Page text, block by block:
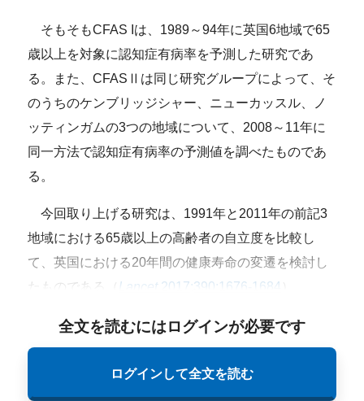
そもそもCFAS Iは、1989～94年に英国6地域で65
歳以上を対象に認知症有病率を予測した研究であ
る。また、CFASⅡは同じ研究グループによって、そ
のうちのケンブリッジシャー、ニューカッスル、ノ
ッティンガムの3つの地域について、2008～11年に
同一方法で認知症有病率の予測値を調べたものであ
る。
今回取り上げる研究は、1991年と2011年の前記3
地域における65歳以上の高齢者の自立度を比較し
て、英国における20年間の健康寿命の変遷を検討し
たものである（ Lancet2017;390:1676-1684
全文を読むにはログインが必要です
ログインして全文を読む